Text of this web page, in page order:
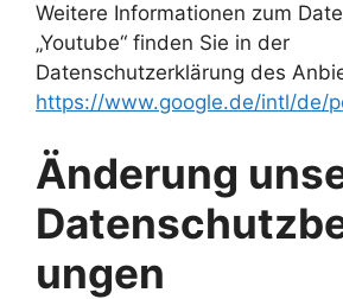
Weitere Informationen zum
„Youtube“ finden Sie in der
Datenschutzerklärung des
https://www.google.de/intl/de/
Änderung
ungen